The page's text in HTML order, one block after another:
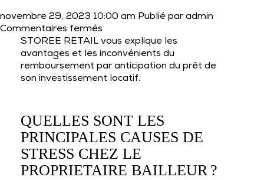
novembre 29, 2023 10:00 am Publié paradmin
Commentaires fermés
REMBOURSER
PAR
ANTICIPATION
LE
SON
INVESTISSEMENT
LOCATIF
STOREE RETAIL vous explique les
avantages et les inconvénients du
remboursement par anticipation du prêt de
son investissement locatif.
QUELLES SONT LES
PRINCIPALES CAUSES DE
STRESS CHEZ LE
PROPRIETAIRE BAILLEUR ?